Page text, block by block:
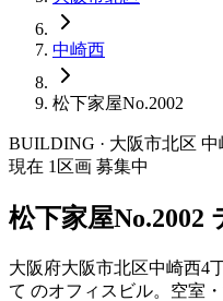
中崎西
松下家屋No.2002
BUILDING · 大阪市北区 中
現在 1 区画 募集中
松下家屋No.2002
大阪府大阪市北区中崎西4
て のオフィスビル。空室